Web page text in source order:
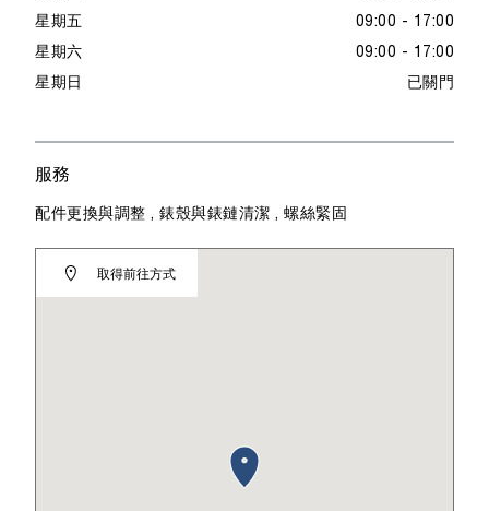
星期五 09:00 - 17:00
星期六 09:00 - 17:00
星期日 已關門
取得前往方式
服務
配件更換與調整 , 錶殼與錶鏈清潔 , 螺絲緊固